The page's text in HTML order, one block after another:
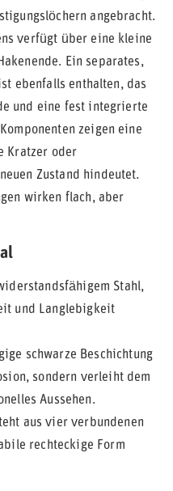
angebracht.
verfügt über eine kleine
Ein separates,
ebenfalls enthalten, das
und eine fest integrierte
zeigen eine
Kratzer oder
Zustand hindeutet.
wirken flach, aber
Stahl,
und Langlebigkeit
schwarze Beschichtung
sondern verleiht dem
Aussehen.
aus vier verbundenen
rechteckige Form